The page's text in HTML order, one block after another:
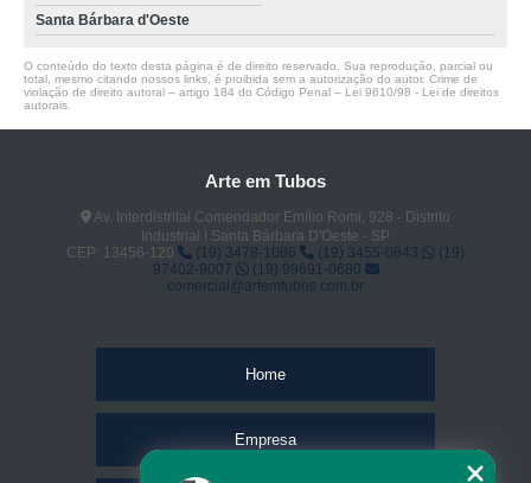
Santa Bárbara d'Oeste
O conteúdo do texto desta página é de direito reservado. Sua reprodução, parcial ou
total, mesmo citando nossos links, é proibida sem a autorização do autor. Crime de
violação de direito autoral – artigo 184 do Código Penal – Lei 9610/98 - Lei de direitos
autorais
Arte em Tubos
Av. Interdistrital Comendador Emílio Romi, 928 - Distrito
Industrial I Santa Bárbara D'Oeste - SP
CEP: 13456-120
(19) 3478-1086 (19) 3455-0843
(19)
97402-9007
(19) 99691-0680
comercial@artemtubos.com.br
Home
Empresa